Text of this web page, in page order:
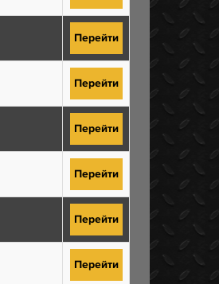
Перейти
Перейти
Перейти
Перейти
Перейти
Перейти